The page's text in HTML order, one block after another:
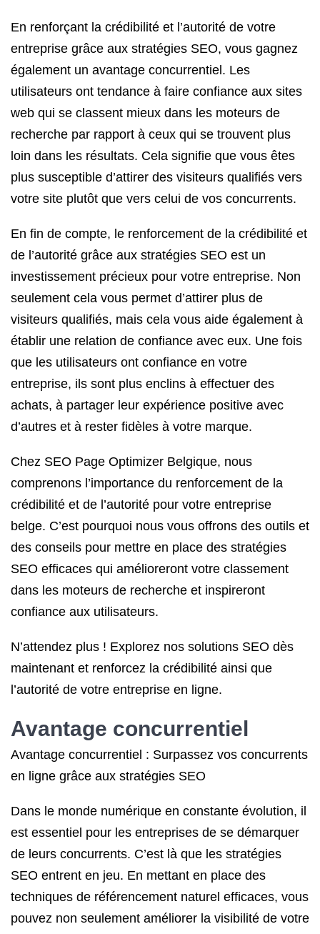
En renforçant la crédibilité et l’autorité de votre
entreprise grâce aux stratégies SEO, vous gagnez
également un avantage concurrentiel. Les
utilisateurs ont tendance à faire confiance aux sites
web qui se classent mieux dans les moteurs de
recherche par rapport à ceux qui se trouvent plus
loin dans les résultats. Cela signifie que vous êtes
plus susceptible d’attirer des visiteurs qualifiés vers
votre site plutôt que vers celui de vos concurrents.
En fin de compte, le renforcement de la crédibilité et
de l’autorité grâce aux stratégies SEO est un
investissement précieux pour votre entreprise. Non
seulement cela vous permet d’attirer plus de
visiteurs qualifiés, mais cela vous aide également à
établir une relation de confiance avec eux. Une fois
que les utilisateurs ont confiance en votre
entreprise, ils sont plus enclins à effectuer des
achats, à partager leur expérience positive avec
d’autres et à rester fidèles à votre marque.
Chez SEO Page Optimizer Belgique, nous
comprenons l’importance du renforcement de la
crédibilité et de l’autorité pour votre entreprise
belge. C’est pourquoi nous vous offrons des outils et
des conseils pour mettre en place des stratégies
SEO efficaces qui amélioreront votre classement
dans les moteurs de recherche et inspireront
confiance aux utilisateurs.
N’attendez plus ! Explorez nos solutions SEO dès
maintenant et renforcez la crédibilité ainsi que
l’autorité de votre entreprise en ligne.
Avantage concurrentiel
Avantage concurrentiel : Surpassez vos concurrents
en ligne grâce aux stratégies SEO
Dans le monde numérique en constante évolution, il
est essentiel pour les entreprises de se démarquer
de leurs concurrents. C’est là que les stratégies
SEO entrent en jeu. En mettant en place des
techniques de référencement naturel efficaces, vous
pouvez non seulement améliorer la visibilité de votre